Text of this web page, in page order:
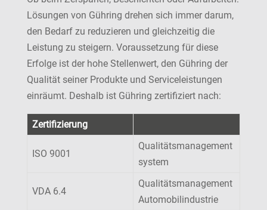
Lösungen von Gühring drehen sich immer darum,
den Bedarf zu reduzieren und gleichzeitig die
Leistung zu steigern. Voraussetzung für diese
Erfolge ist der hohe Stellenwert, den Gühring der
Qualität seiner Produkte und Serviceleistungen
einräumt. Deshalb ist Gühring zertifiziert nach:
Zertifizierung
ISO 9001
Qualitätsmanagement
system
VDA 6.4
Qualitätsmanagement
Automobilindustrie